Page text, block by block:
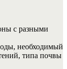
с разными
необходимый
типа почвы